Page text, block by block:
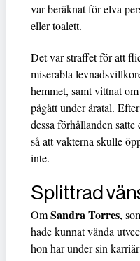
var beräknat för elva
eller toalett.
Det var straffet för att
miserabla
hemmet, samt vittnat
pågått under åratal.
dessa förhållanden
så att vakterna skulle
inte.
Splittrad
OmSandra Torres,
hade kunnat vända
hon har under sin